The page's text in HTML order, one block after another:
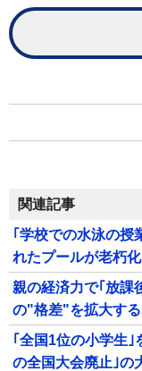
関連記事
｢学校での水泳の授
れたプールが老朽
親の経済力で｢放課
の"格差"を拡大す
｢全国1位の小学生
の全国大会廃止｣の